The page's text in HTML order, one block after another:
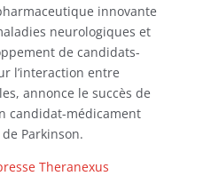
innovante
neurologiques et
de candidats-
l’interaction entre
annonce le succès de
candidat-médicament
Parkinson.
Theranexus